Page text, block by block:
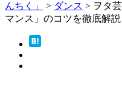
んちく」
> ダンス > ヲタ
マンス」のコツを徹底解説